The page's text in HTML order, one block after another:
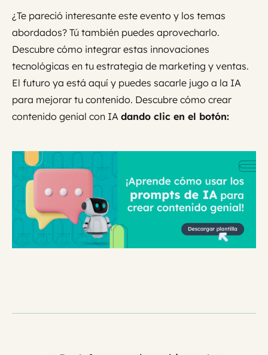
¿Te pareció interesante este evento y los temas
abordados? Tú también puedes aprovecharlo.
Descubre cómo integrar estas innovaciones
tecnológicas en tu estrategia de marketing y ventas.
El futuro ya está aquí y puedes sacarle jugo a la IA
para mejorar tu contenido. Descubre cómo crear
contenido genial con IA dando clic en el botón: